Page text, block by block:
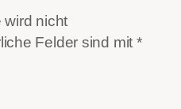
wird nicht
Felder sind mit *